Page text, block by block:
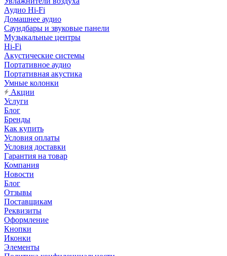
Аудио Hi-Fi
Домашнее аудио
Саундбары и звуковые панели
Музыкальные центры
Hi-Fi
Акустические системы
Портативное аудио
Портативная акустика
Умные колонки
Акции
Услуги
Блог
Бренды
Как купить
Условия оплаты
Условия доставки
Гарантия на товар
Компания
Новости
Блог
Отзывы
Поставщикам
Реквизиты
Оформление
Кнопки
Иконки
Элементы